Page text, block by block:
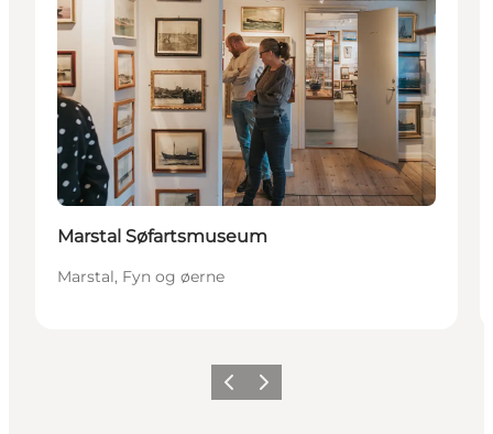
Marstal Søfartsmuseum
Marstal, Fyn og øerne
ForrigeNæste